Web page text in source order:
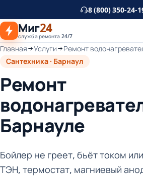
основному
контенту
8 (800) 350-24-
Миг24
служба ремонта 24/7
Главная Услуги Ремонт
Сантехника · Барнаул
Ремонт
Барнауле
Бойлер не греет, бьёт током
ТЭН, термостат, магниевый